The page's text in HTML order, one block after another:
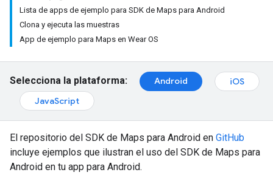
Lista de apps de ejemplo para SDK de Maps para Android
Clona y ejecuta las muestras
App de ejemplo para Maps en Wear OS
Selecciona la plataforma: Android
iOS
JavaScript
El repositorio del SDK de Maps para Android en GitHub
incluye ejemplos que ilustran el uso del SDK de Maps para
Android en tu app para Android.